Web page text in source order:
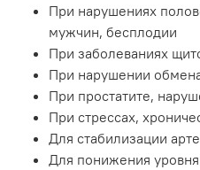
При нарушениях
мужчин, бесплодии
При заболеваниях
При нарушении
При простатите,
При стрессах,
Для стабилизации
Для понижения